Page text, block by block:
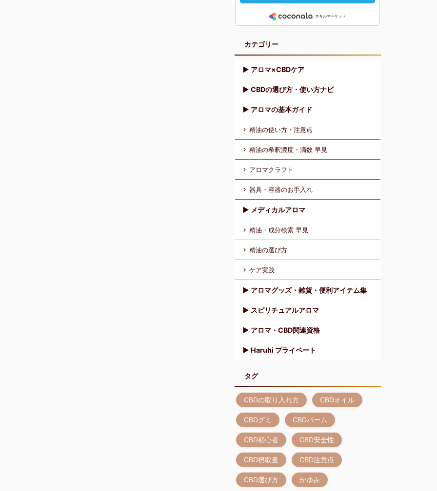
カテゴリー
▶︎ アロマ×CBDケア
▶︎ CBDの選び方・使い方ナビ
▶︎ アロマの基本ガイド
精油の使い方・注意点
精油の希釈濃度・滴数 早見
アロマクラフト
器具・容器のお手入れ
▶︎ メディカルアロマ
精油・成分検索 早見
精油の選び方
ケア実践
▶︎ アロマグッズ・雑貨・便利アイテム集
▶︎ スピリチュアルアロマ
▶︎ アロマ・CBD関連資格
▶︎ Haruhi プライベート
タグ
CBDの取り入れ方 CBDオイル
CBDグミ CBDバーム
CBD初心者 CBD安全性
CBD摂取量 CBD注意点
CBD選び方 かゆみ